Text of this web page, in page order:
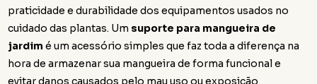
praticidade e durabilidade dos equipamentos usados no
cuidado das plantas. Um suporte para mangueira de
jardim é um acessório simples que faz toda a diferença na
hora de armazenar sua mangueira de forma funcional e
evitar danos causados pelo mau uso ou exposição